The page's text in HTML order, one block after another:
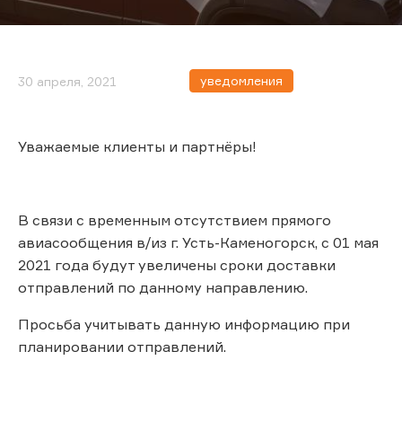
30 апреля, 2021 уведомления
Уважаемые клиенты и партнёры!
В связи с временным отсутствием прямого
авиасообщения в/из г. Усть-Каменогорск, с 01 мая
2021 года будут увеличены сроки доставки
отправлений по данному направлению.
Просьба учитывать данную информацию при
планировании отправлений.